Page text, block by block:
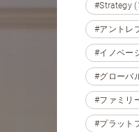
#Strategy
#アントレ
#イノベー
#グローバ
#ファミリ
#プラット